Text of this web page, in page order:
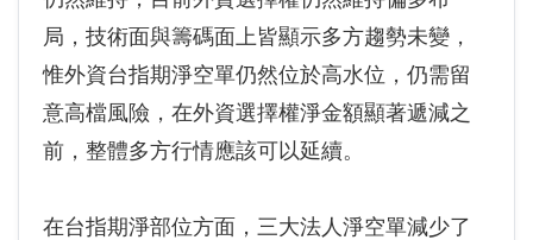
局，技術面與籌碼面上皆顯示多方趨勢未變，
惟外資台指期淨空單仍然位於高水位，仍需留
意高檔風險，在外資選擇權淨金額顯著遞減之
前，整體多方行情應該可以延續。
在台指期淨部位方面，三大法人淨空單減少了